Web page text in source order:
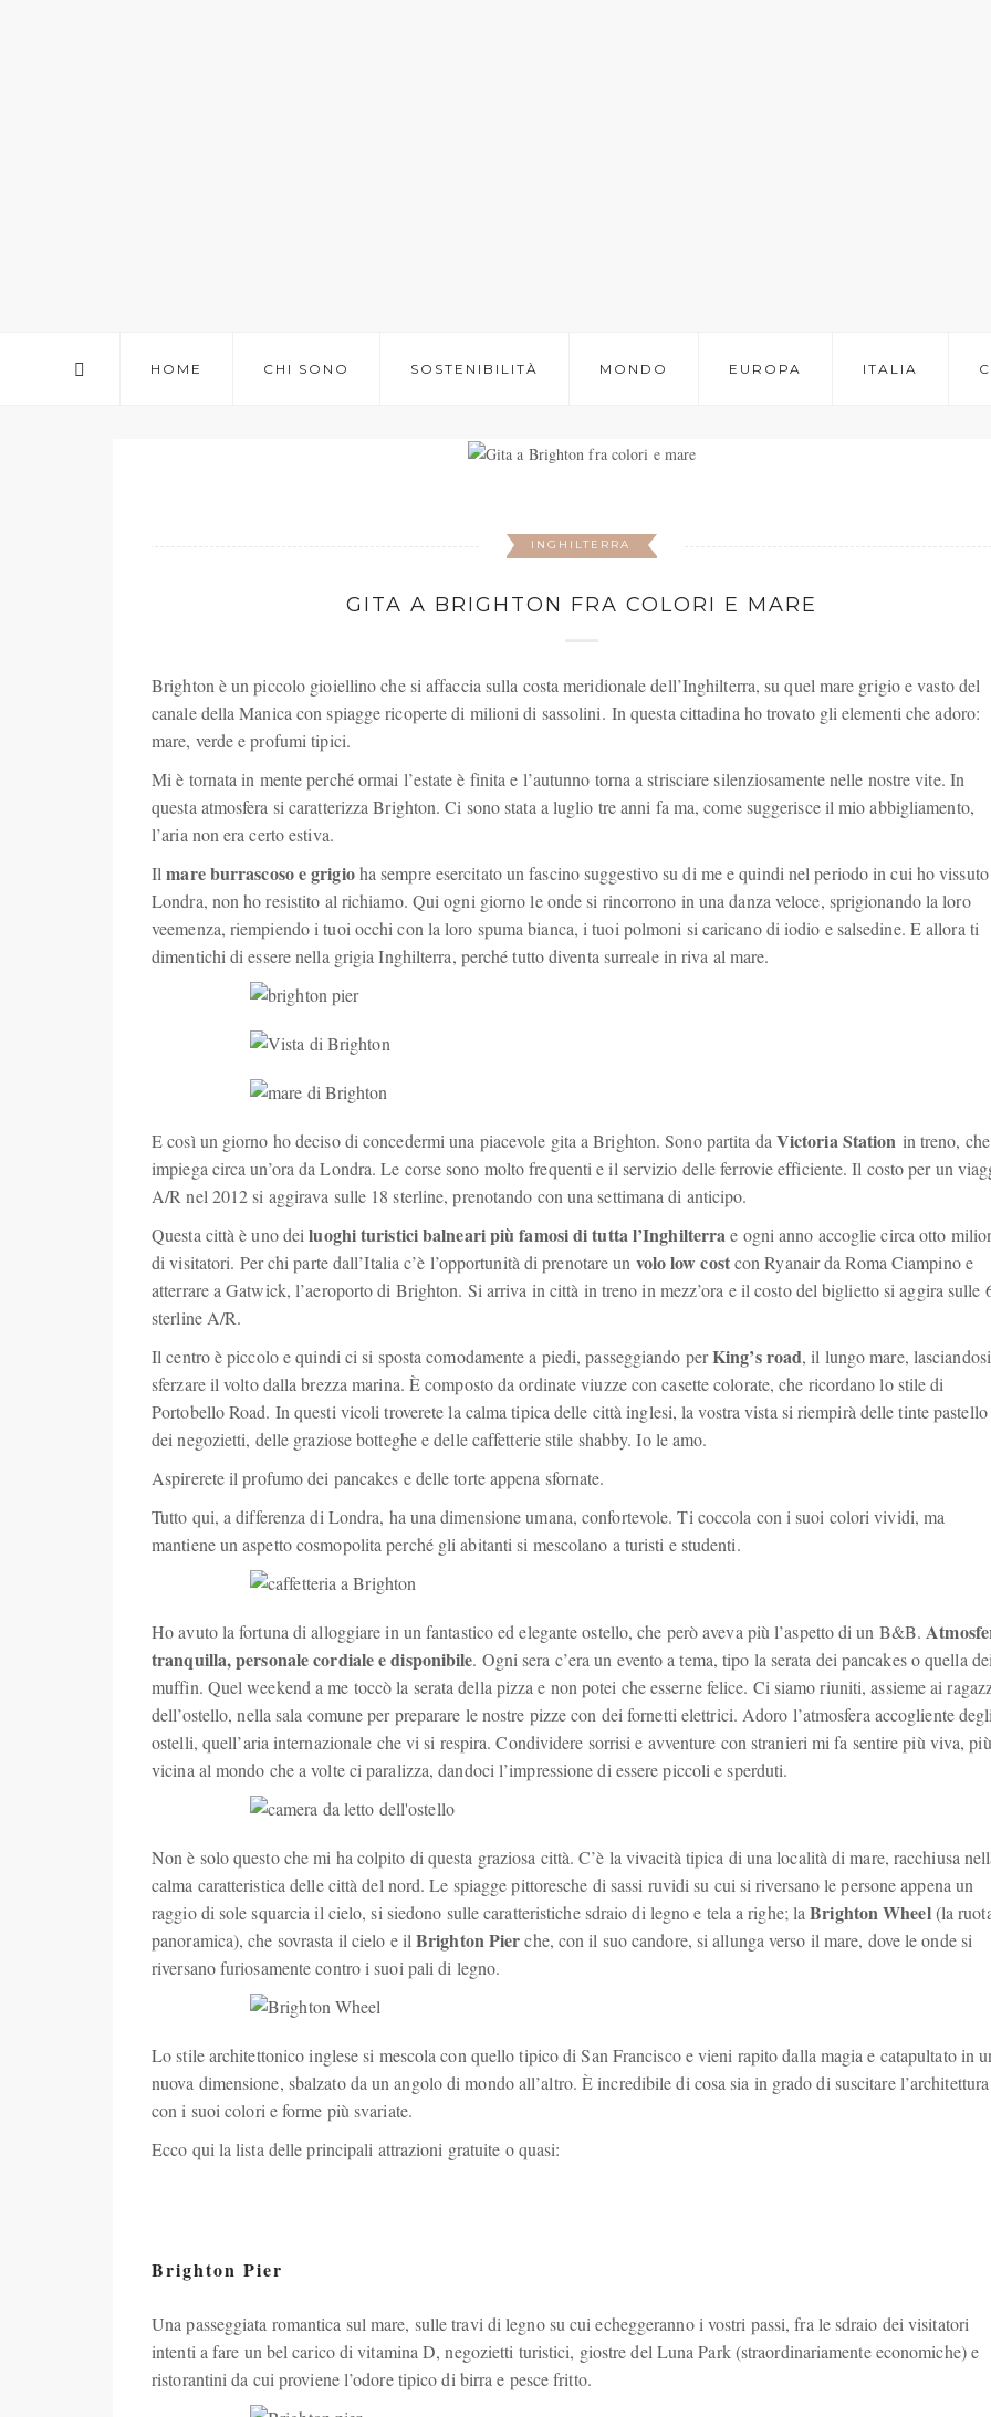
HOME CHI SONO SOSTENIBILITÀ MONDO EUROPA ITALIA
INGHILTERRA
GITA A BRIGHTON FRA COLORI E MARE
Brighton è un piccolo gioiellino che si affaccia sulla costa meridionale dell’Inghilterra, su quel mare grigio e vasto del
canale della Manica con spiagge ricoperte di milioni di sassolini. In questa cittadina ho trovato gli elementi che adoro:
mare, verde e profumi tipici.
Mi è tornata in mente perché ormai l’estate è finita e l’autunno torna a strisciare silenziosamente nelle nostre vite. In
questa atmosfera si caratterizza Brighton. Ci sono stata a luglio tre anni fa ma, come suggerisce il mio abbigliamento,
l’aria non era certo estiva.
Ilmare burrascoso e grigioha sempre esercitato un fascino suggestivo su di me e quindi nel periodo in cui ho
Londra, non ho resistito al richiamo. Qui ogni giorno le onde si rincorrono in una danza veloce, sprigionando la loro
veemenza, riempiendo i tuoi occhi con la loro spuma bianca, i tuoi polmoni si caricano di iodio e salsedine. E allora ti
dimentichi di essere nella grigia Inghilterra, perché tutto diventa surreale in riva al mare.
E così un giorno ho deciso di concedermi una piacevole gita a Brighton. Sono partita da Victoria Station in treno, che
impiega circa un’ora da Londra. Le corse sono molto frequenti e il servizio delle ferrovie efficiente. Il costo per un
A/R nel 2012 si aggirava sulle 18 sterline, prenotando con una settimana di anticipo.
Questa città è uno deiluoghi turistici balneari più famosi di tutta l’Inghilterrae ogni anno accoglie circa otto
di visitatori. Per chi parte dall’Italia c’è l’opportunità di prenotare un volo low costcon Ryanair da Roma Ciampino e
atterrare a Gatwick, l’aeroporto di Brighton. Si arriva in città in treno in mezz’ora e il costo del biglietto si aggira sulle
sterline A/R.
Il centro è piccolo e quindi ci si sposta comodamente a piedi, passeggiando perKing’s road, il lungo mare, lasciandosi
sferzare il volto dalla brezza marina. È composto da ordinate viuzze con casette colorate, che ricordano lo stile di
Portobello Road. In questi vicoli troverete la calma tipica delle città inglesi, la vostra vista si riempirà delle tinte pastello
dei negozietti, delle graziose botteghe e delle caffetterie stile shabby. Io le amo.
Aspirerete il profumo dei pancakes e delle torte appena sfornate.
Tutto qui, a differenza di Londra, ha una dimensione umana, confortevole. Ti coccola con i suoi colori vividi, ma
mantiene un aspetto cosmopolita perché gli abitanti si mescolano a turisti e studenti.
Ho avuto la fortuna di alloggiare in un fantastico ed elegante ostello, che però aveva più l’aspetto di un B&B.
tranquilla, personale cordiale e disponibile. Ogni sera c’era un evento a tema, tipo la serata dei pancakes o quella
muffin. Quel weekend a me toccò la serata della pizza e non potei che esserne felice. Ci siamo riuniti, assieme ai
dell’ostello, nella sala comune per preparare le nostre pizze con dei fornetti elettrici. Adoro l’atmosfera accogliente
ostelli, quell’aria internazionale che vi si respira. Condividere sorrisi e avventure con stranieri mi fa sentire più viva, più
vicina al mondo che a volte ci paralizza, dandoci l’impressione di essere piccoli e sperduti.
Non è solo questo che mi ha colpito di questa graziosa città. C’è la vivacità tipica di una località di mare, racchiusa
calma caratteristica delle città del nord. Le spiagge pittoresche di sassi ruvidi su cui si riversano le persone appena un
raggio di sole squarcia il cielo, si siedono sulle caratteristiche sdraio di legno e tela a righe; laBrighton Wheel(la
panoramica), che sovrasta il cielo e ilBrighton Pierche, con il suo candore, si allunga verso il mare, dove le onde si
riversano furiosamente contro i suoi pali di legno.
Lo stile architettonico inglese si mescola con quello tipico di San Francisco e vieni rapito dalla magia e catapultato in
nuova dimensione, sbalzato da un angolo di mondo all’altro. È incredibile di cosa sia in grado di suscitare l’architettura
con i suoi colori e forme più svariate.
Ecco qui la lista delle principali attrazioni gratuite o quasi:
Brighton Pier
Una passeggiata romantica sul mare, sulle travi di legno su cui echeggeranno i vostri passi, fra le sdraio dei visitatori
intenti a fare un bel carico di vitamina D, negozietti turistici, giostre del Luna Park (straordinariamente economiche) e
ristorantini da cui proviene l’odore tipico di birra e pesce fritto.